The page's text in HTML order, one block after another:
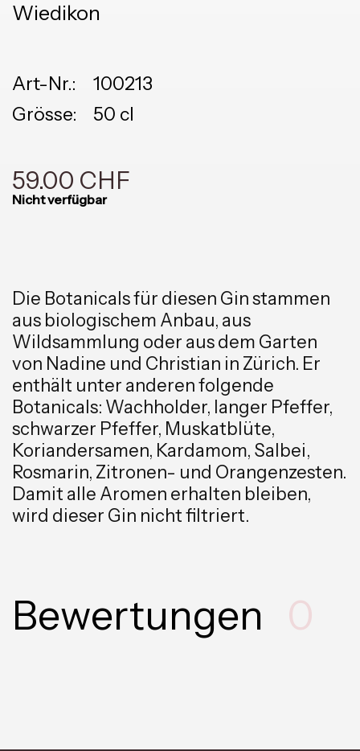
Wiedikon
Art-Nr.:
100213
Grösse:
50 cl
59.00 CHF
Nicht verfügbar
Die Botanicals für diesen Gin stammen
aus biologischem Anbau, aus
Wildsammlung oder aus dem Garten
von Nadine und Christian in Zürich. Er
enthält unter anderen folgende
Botanicals: Wachholder, langer Pfeffer,
schwarzer Pfeffer, Muskatblüte,
Koriandersamen, Kardamom, Salbei,
Rosmarin, Zitronen- und Orangenzesten.
Damit alle Aromen erhalten bleiben,
wird dieser Gin nicht filtriert.
Bewertungen 0